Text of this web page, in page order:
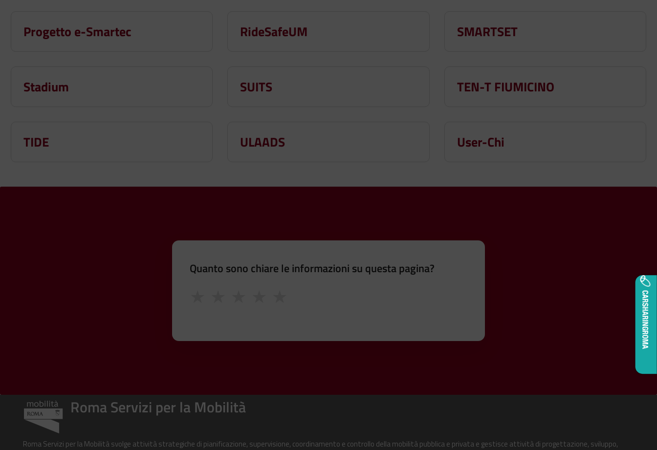
Progetto e-Smartec RideSafeUM SMARTSET
Stadium SUITS TEN-T FIUMICINO
TIDE ULAADS User-Chi
Quanto sono chiare le informazioni su questa pagina?
Roma Servizi per la Mobilità
Roma Servizi per la Mobilità svolge attività strategiche di pianificazione, supervisione, coordinamento e controllo della mobilità pubblica e privata e gestisce attività di progettazione, sviluppo,